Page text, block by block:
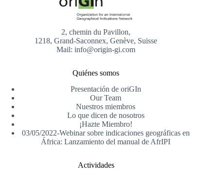
2, chemin du Pavillon,
1218, Grand-Saconnex, Genève, Suisse
Mail: info@origin-gi.com
Quiénes somos
Presentación de oriGIn
Our Team
Nuestros miembros
Lo que dicen de nosotros
¡Hazte Miembro!
03/05/2022-Webinar sobre indicaciones geográficas en
África: Lanzamiento del manual de AfrIPI
Actividades